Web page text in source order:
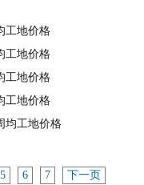
工地价格
工地价格
工地价格
工地价格
均工地价格
5 6 7 下一页